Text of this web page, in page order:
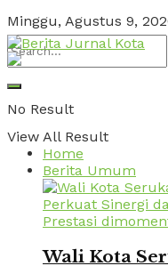
Minggu, Agustus 9,
No Result
View All Result
Home
Berita Umum
Wali Kota